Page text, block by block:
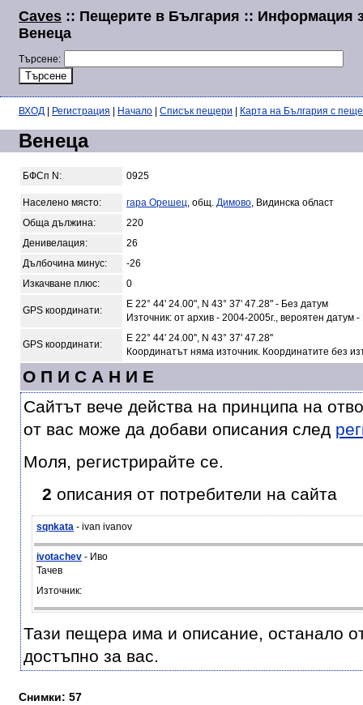
Caves :: Пещерите в България :: Информация
Венеца
Търсене:
ВХОД Регистрация Начало Списък пещери Карта на България с
Венеца
БФСп N: 0925
Населено място: гара Орешец, общ. Димово, Видинска област
Обща дължина:
220
Денивелация:
26
Дълбочина минус:
-26
Изкачване плюс:
0
GPS координати:
E 22° 44' 24.00", N 43° 37' 47.28" - Без датум
Източник: от архив - 2004-2005г., вероятен датум -
GPS координати:
E 22° 44' 24.00'', N 43° 37' 47.28''
Координатът няма източник. Координатите без
О П И С А Н И Е
Сайтът вече действа на принципа на
от вас може да добави описания след
Моля, регистрирайте се.
2 описания от потребители на сайта
sqnkata - ivan ivanov
ivotachev - Иво
Тачев
Източник:
Тази пещера има и описание, останало
достъпно за вас.
Снимки: 57